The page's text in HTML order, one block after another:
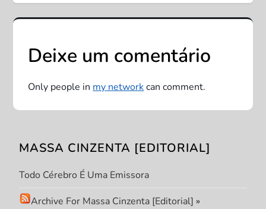
a
ç
ã
o
d
e
P
Deixe um comentário
Only people inmy networkcan comment.
MASSA CINZENTA [EDITORIAL]
Todo Cérebro É Uma Emissora
Archive For Massa Cinzenta [Editorial] »